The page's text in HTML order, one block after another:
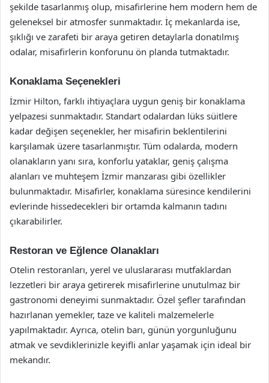
şekilde tasarlanmış olup, misafirlerine hem modern hem de
geleneksel bir atmosfer sunmaktadır. İç mekanlarda ise,
şıklığı ve zarafeti bir araya getiren detaylarla donatılmış
odalar, misafirlerin konforunu ön planda tutmaktadır.
Konaklama Seçenekleri
İzmir Hilton, farklı ihtiyaçlara uygun geniş bir konaklama
yelpazesi sunmaktadır. Standart odalardan lüks süitlere
kadar değişen seçenekler, her misafirin beklentilerini
karşılamak üzere tasarlanmıştır. Tüm odalarda, modern
olanakların yanı sıra, konforlu yataklar, geniş çalışma
alanları ve muhteşem İzmir manzarası gibi özellikler
bulunmaktadır. Misafirler, konaklama süresince kendilerini
evlerinde hissedecekleri bir ortamda kalmanın tadını
çıkarabilirler.
Restoran ve Eğlence Olanakları
Otelin restoranları, yerel ve uluslararası mutfaklardan
lezzetleri bir araya getirerek misafirlerine unutulmaz bir
gastronomi deneyimi sunmaktadır. Özel şefler tarafından
hazırlanan yemekler, taze ve kaliteli malzemelerle
yapılmaktadır. Ayrıca, otelin barı, günün yorgunluğunu
atmak ve sevdiklerinizle keyifli anlar yaşamak için ideal bir
mekandır.